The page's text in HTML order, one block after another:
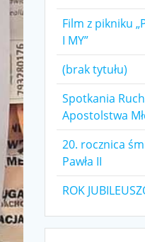
Film z pikniku
I MY”
(brak tytułu)
Spotkania
Apostolstwa
20. rocznica
Pawła II
ROK